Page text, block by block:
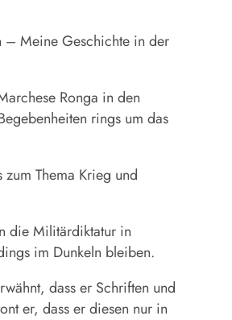
– Meine Geschichte in der
Ronga in den
rings um das
Thema Krieg und
die Militärdiktatur in
im Dunkeln bleiben.
dass er Schriften und
er, dass er diesen nur in